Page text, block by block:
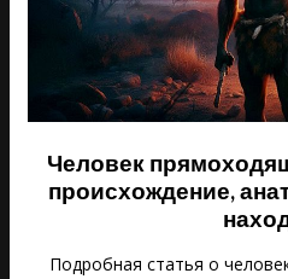
Человек
происхождение,
Подробная статья о